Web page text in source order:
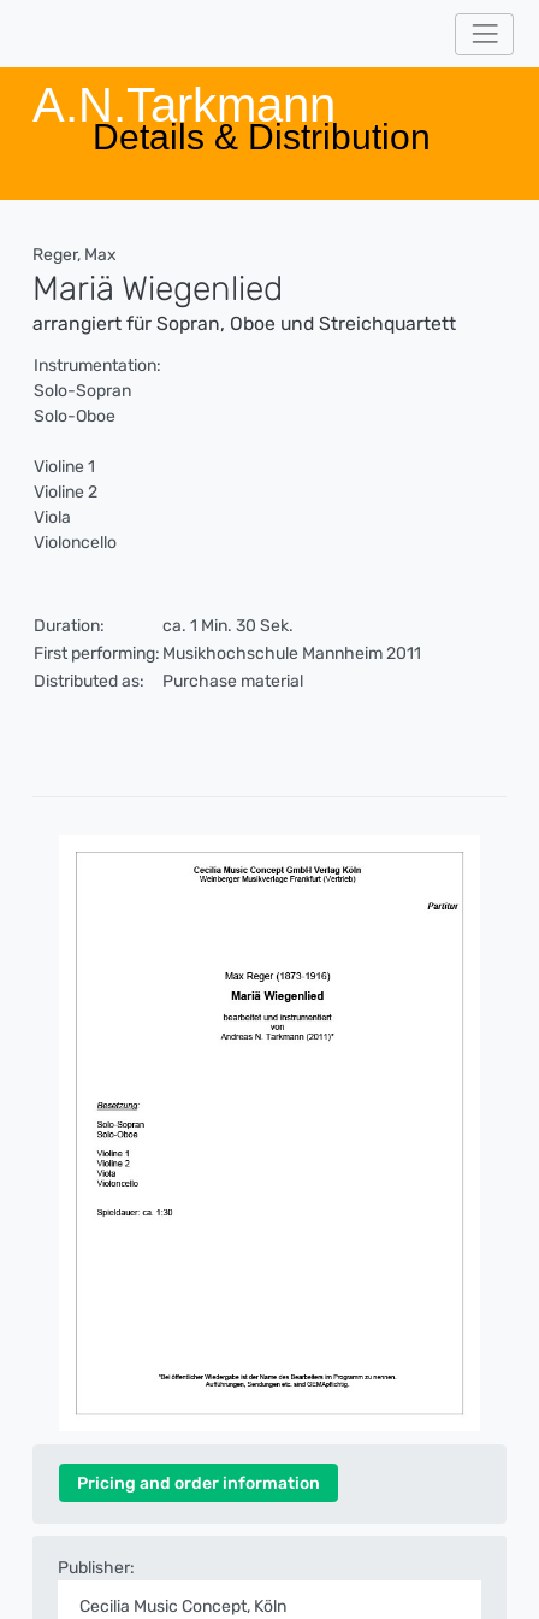
A.N.Tarkmann
Details & Distribution
Reger, Max
Mariä Wiegenlied
arrangiert für Sopran, Oboe und Streichquartett
Instrumentation:
Solo-Sopran
Solo-Oboe
Violine 1
Violine 2
Viola
Violoncello
Duration:
ca. 1 Min. 30 Sek.
First performing: Musikhochschule Mannheim 2011
Distributed as:
Purchase material
Pricing and order information
Publisher:
Cecilia Music Concept, Köln